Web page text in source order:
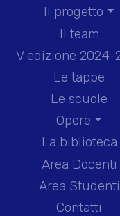
Il progetto
Il team
V edizione 2024-
Le tappe
Le scuole
Opere
La biblioteca
Area Docenti
Area Studenti
Contatti